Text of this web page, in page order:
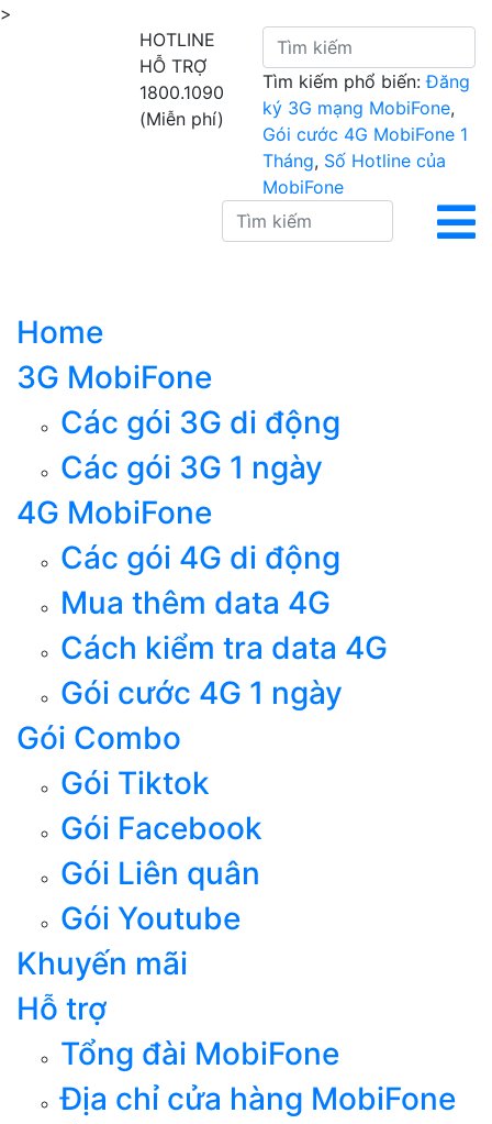
>
HOTLINE
HỖ TRỢ
1800.1090
(Miễn phí)
Tìm kiếm phổ biến: Đăng
ký 3G mạng MobiFone,
Gói cước 4G MobiFone 1
Tháng, Số Hotline của
MobiFone
Home
3G MobiFone
Các gói 3G di động
Các gói 3G 1 ngày
4G MobiFone
Các gói 4G di động
Mua thêm data 4G
Cách kiểm tra data 4G
Gói cước 4G 1 ngày
Gói Combo
Gói Tiktok
Gói Facebook
Gói Liên quân
Gói Youtube
Khuyến mãi
Hỗ trợ
Tổng đài MobiFone
Địa chỉ cửa hàng MobiFone